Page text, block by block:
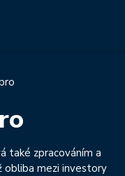
také zpracováním a
obliba mezi investory